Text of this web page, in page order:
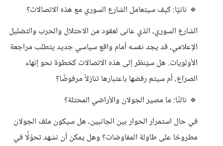
🔹 ثانيًا: كيف سيتعامل الشارع السوري مع هذه الاتصالات؟
الشارع السوري، الذي عانى لعقود من الاحتلال والحرب والتضليل
الإعلامي، قد يجد نفسه أمام واقع سياسي جديد يتطلب مراجعة
الأولويات. هل سيُنظر إلى هذه الاتصالات كخطوة نحو إنهاء
الصراع، أم سيتم رفضها باعتبارها تنازلاً مرفوضًا؟
🔹 ثالثًا: ما مصير الجولان والأراضي المحتلة؟
في حال استمرار الحوار بين الجانبين، هل سيكون ملف الجولان
مطروحًا على طاولة المفاوضات؟ وهل يمكن أن نشهد تحوّلًا في